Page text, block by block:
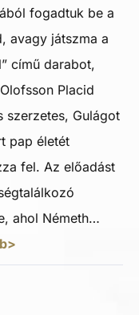
fogadtuk be a
avagy játszma a
című darabot,
Placid
szerzetes, Gulágot
pap életét
fel. Az előadást
ahol Németh…